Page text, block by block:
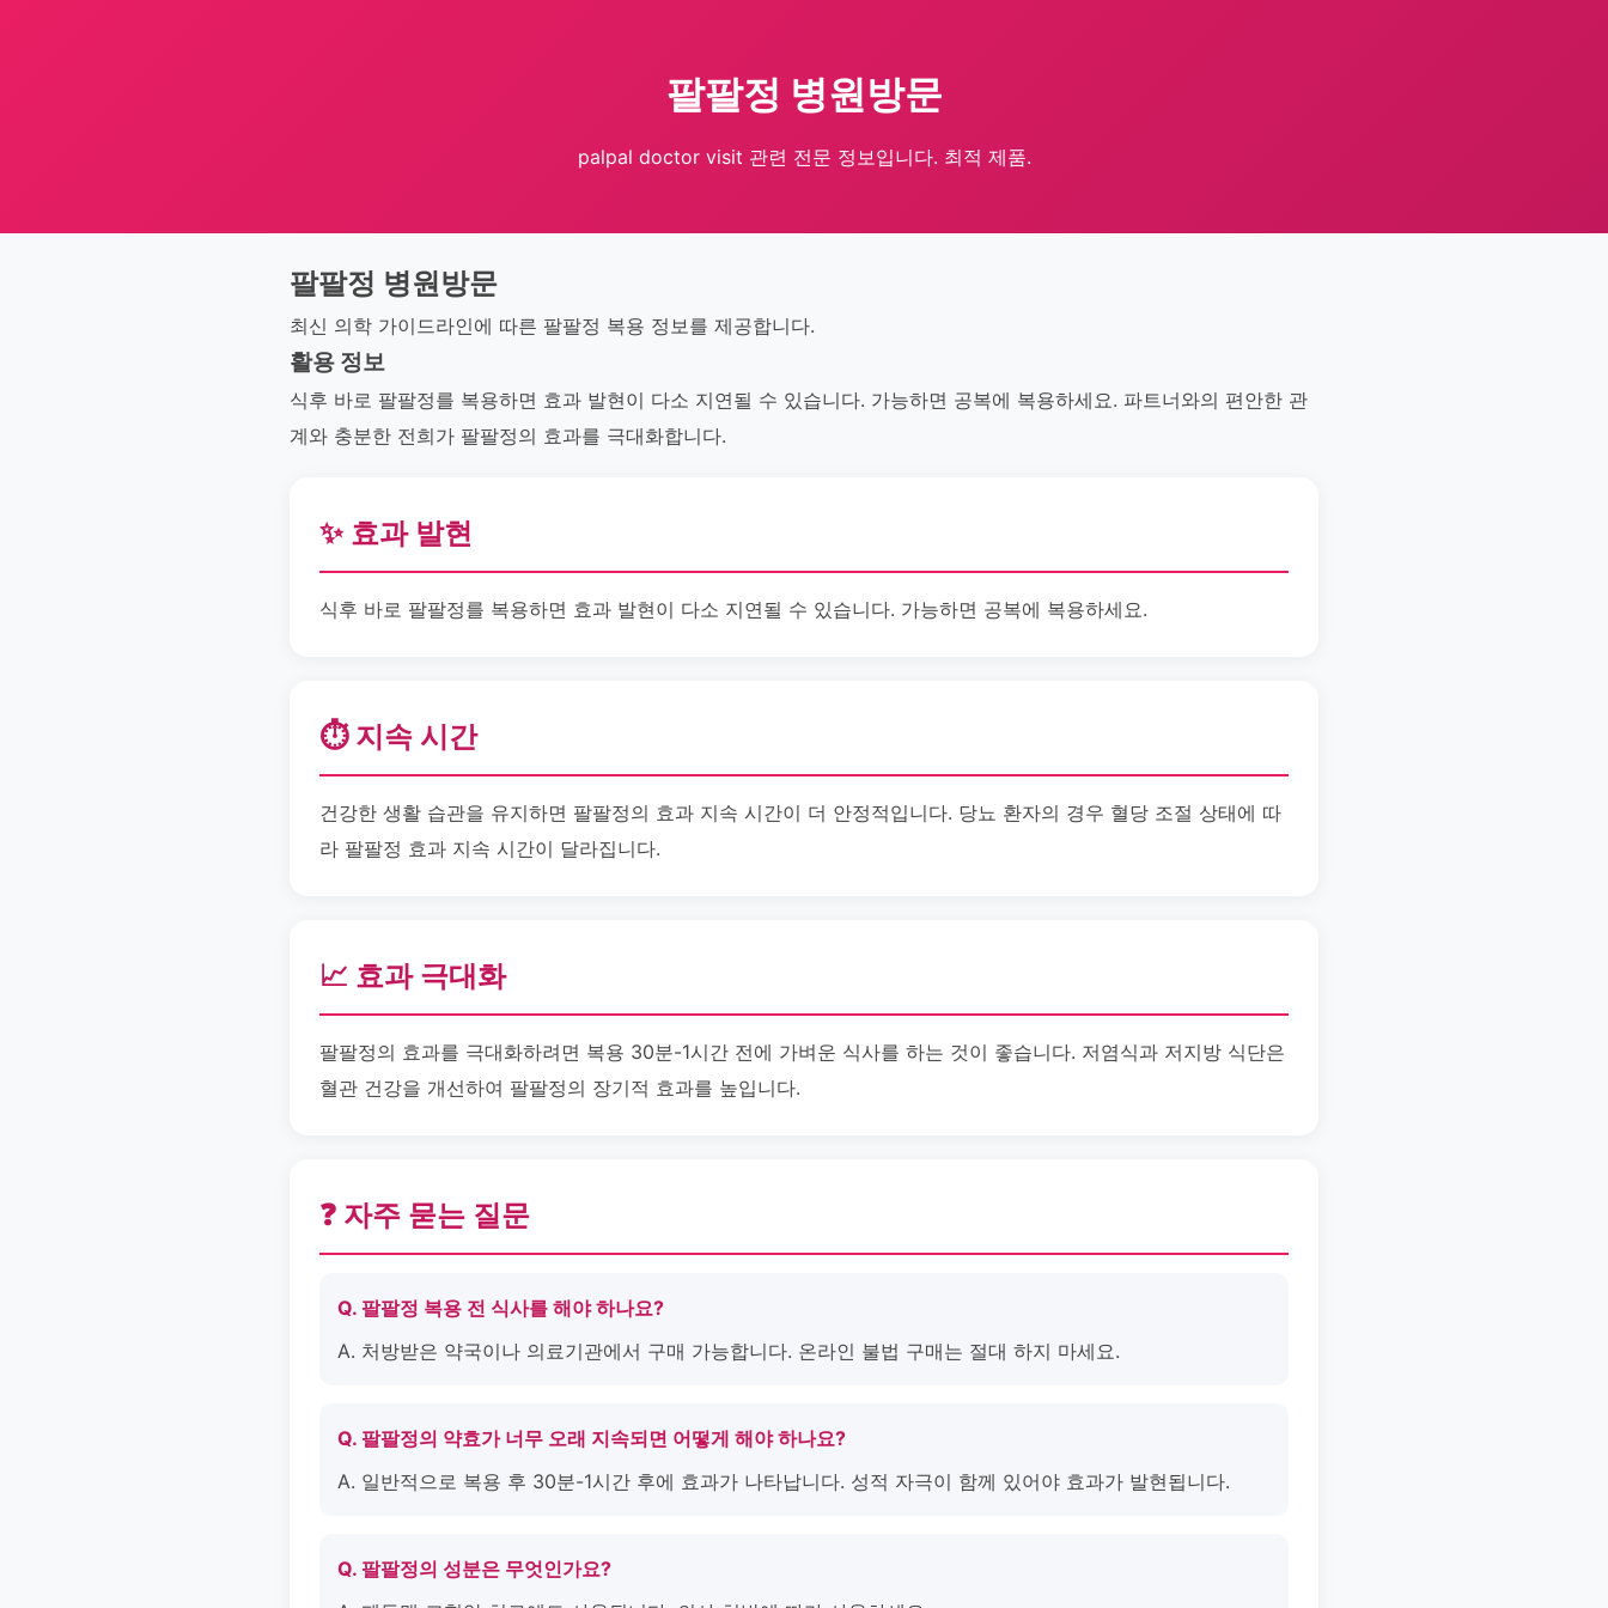
팔팔정 병원방문
palpal doctor visit 관련 전문 정보입니다. 최적 제품.
팔팔정 병원방문
최신 의학 가이드라인에 따른 팔팔정 복용 정보를 제공합니다.
활용 정보
식후 바로 팔팔정를 복용하면 효과 발현이 다소 지연될 수 있습니다. 가능하면 공복에 복용하세요. 파트너와의 편안한 관
계와 충분한 전희가 팔팔정의 효과를 극대화합니다.
✨ 효과 발현
식후 바로 팔팔정를 복용하면 효과 발현이 다소 지연될 수 있습니다. 가능하면 공복에 복용하세요.
⏱️ 지속 시간
건강한 생활 습관을 유지하면 팔팔정의 효과 지속 시간이 더 안정적입니다. 당뇨 환자의 경우 혈당 조절 상태에 따
라 팔팔정 효과 지속 시간이 달라집니다.
📈 효과 극대화
팔팔정의 효과를 극대화하려면 복용 30분-1시간 전에 가벼운 식사를 하는 것이 좋습니다. 저염식과 저지방 식단은
혈관 건강을 개선하여 팔팔정의 장기적 효과를 높입니다.
❓ 자주 묻는 질문
Q. 팔팔정 복용 전 식사를 해야 하나요?
A. 처방받은 약국이나 의료기관에서 구매 가능합니다. 온라인 불법 구매는 절대 하지 마세요.
Q. 팔팔정의 약효가 너무 오래 지속되면 어떻게 해야 하나요?
A. 일반적으로 복용 후 30분-1시간 후에 효과가 나타납니다. 성적 자극이 함께 있어야 효과가 발현됩니다.
Q. 팔팔정의 성분은 무엇인가요?